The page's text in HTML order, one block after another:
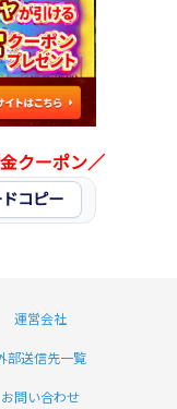
クーポン／
コピー
運営会社
部送信先一覧
お問い合わせ